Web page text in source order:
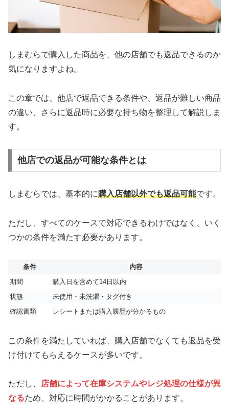
しまむらで購入した商品を、他の店舗でも返品できるのか
気になりますよね。
この章では、他店で返品できる条件や、返品が難しい商品
の違い、さらに返品時に必要な持ち物を整理して解説しま
す。
他店での返品が可能な条件とは
しまむらでは、基本的に購入店舗以外でも返品可能です。
ただし、すべてのケースで対応できるわけではなく、いく
つかの条件を満たす必要があります。
条件
内容
期間
購入日を含めて14日以内
状態
未使用・未洗濯・タグ付き
確認書類
レシートまたは購入履歴が分かるもの
この条件を満たしていれば、購入店舗でなくても返品を受
け付けてもらえるケースが多いです。
ただし、 店舗によって在庫システムやレジ処理の仕様が異
なるため、対応に時間がかかることがあります。